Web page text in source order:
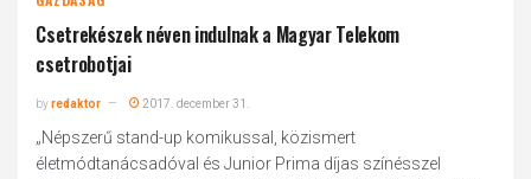
Csetrekészek néven indulnak a Magyar Telekom
csetrobotjai
byredaktor 2017. december 31.
„Népszerű stand-up komikussal, közismert
életmódtanácsadóval és Junior Prima díjas színésszel